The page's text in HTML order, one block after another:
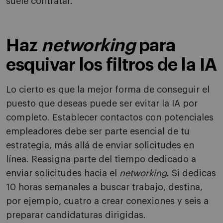
Haz networkingpara
esquivar los filtros de la IA
Lo cierto es que la mejor forma de conseguir el
puesto que deseas puede ser evitar la IA por
completo. Establecer contactos con potenciales
empleadores debe ser parte esencial de tu
estrategia, más allá de enviar solicitudes en
línea. Reasigna parte del tiempo dedicado a
enviar solicitudes hacia el
networking. Si dedicas
10 horas semanales a buscar trabajo, destina,
por ejemplo, cuatro a crear conexiones y seis a
preparar candidaturas dirigidas.